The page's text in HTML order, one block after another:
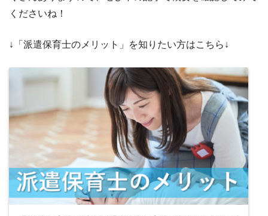
くださいね！
↓「派遣保育士のメリット」を知りたい方はこちら↓